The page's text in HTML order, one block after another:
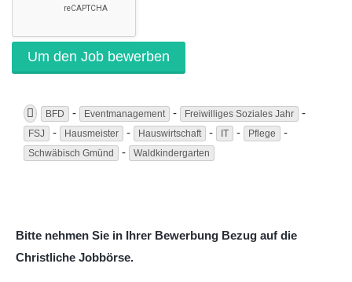
BFD - Eventmanagement - Freiwilliges Soziales Jahr -
FSJ - Hausmeister - Hauswirtschaft - IT - Pflege -
Schwäbisch Gmünd - Waldkindergarten
Bitte nehmen Sie in Ihrer Bewerbung Bezug auf die
Christliche Jobbörse.